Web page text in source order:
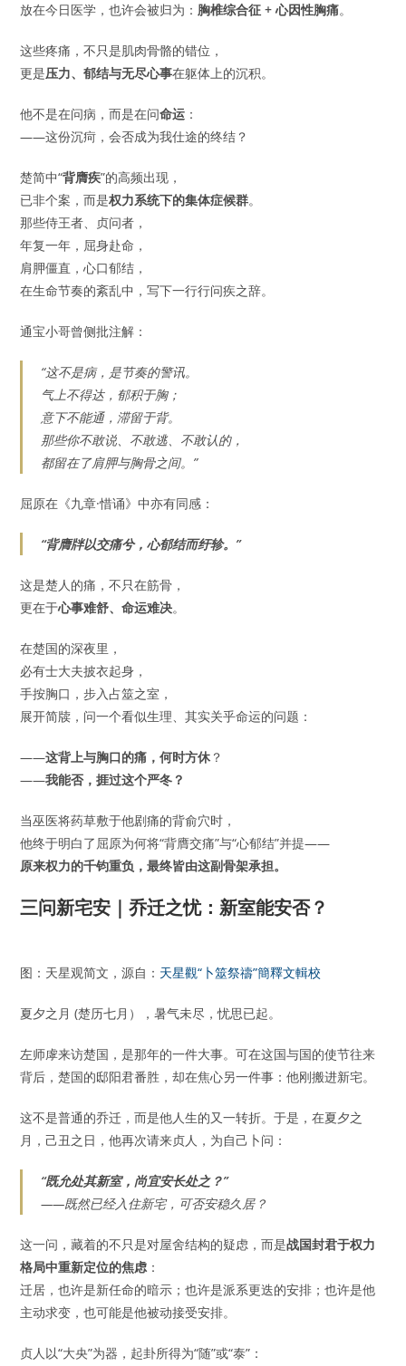
放在今日医学，也许会被归为： 胸椎综合征 + 心因性胸痛。
这些疼痛，不只是肌肉骨骼的错位，
更是压力、郁结与无尽心事在躯体上的沉积。
他不是在问病，而是在问命运 ：
——这份沉疴，会否成为我仕途的终结？
楚简中“背膺疾”的高频出现，
已非个案，而是权力系统下的集体症候群。
那些侍王者、贞问者，
年复一年，屈身赴命，
肩胛僵直，心口郁结，
在生命节奏的紊乱中，写下一行行问疾之辞。
通宝小哥曾侧批注解：
“这不是病，是节奏的警讯。
气上不得达，郁积于胸；
意下不能通，滞留于背。
那些你不敢说、不敢逃、不敢认的，
都留在了肩胛与胸骨之间。”
屈原在《九章·惜诵》中亦有同感：
“背膺牉以交痛兮，心郁结而纡轸。”
这是楚人的痛，不只在筋骨，
更在于心事难舒、命运难决。
在楚国的深夜里，
必有士大夫披衣起身，
手按胸口，步入占筮之室，
展开简牍，问一个看似生理、其实关乎命运的问题：
——这背上与胸口的痛，何时方休？
——我能否，捱过这个严冬？
当巫医将药草敷于他剧痛的背俞穴时，
他终于明白了屈原为何将“背膺交痛”与“心郁结”并提——
原来权力的千钧重负，最终皆由这副骨架承担。
三问新宅安｜乔迁之忧：新室能安否？
图：天星观简文，源自： 天星觀“卜筮祭禱”簡釋文輯校
夏夕之月 (楚历七月），暑气未尽，忧思已起。
左师虖来访楚国，是那年的一件大事。可在这国与国的使节往来
背后，楚国的邸阳君番胜，却在焦心另一件事：他刚搬进新宅。
这不是普通的乔迁，而是他人生的又一转折。于是，在夏夕之
月，己丑之日，他再次请来贞人，为自己卜问：
“既允处其新室，尚宜安长处之？”
——既然已经入住新宅，可否安稳久居？
这一问，藏着的不只是对屋舍结构的疑虑，而是战国封君于权力
格局中重新定位的焦虑：
迁居，也许是新任命的暗示；也许是派系更迭的安排；也许是他
主动求变，也可能是他被动接受安排。
贞人以“大央”为器，起卦所得为“随”或“泰”：